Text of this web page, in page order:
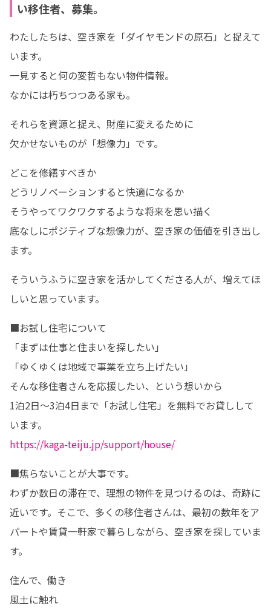
い移住者、募集。
わたしたちは、空き家を「ダイヤモンドの原石」と捉えて
います。
一見すると何の変哲もない物件情報。
なかには朽ちつつある家も。
それらを資源と捉え、財産に変えるために
欠かせないものが「想像力」です。
どこを修繕すべきか
どうリノベーションすると快適になるか
そうやってワクワクするような将来を思い描く
底なしにポジティブな想像力が、空き家の価値を引き出し
ます。
そういうふうに空き家を活かしてくださる人が、増えてほ
しいと思っています。
■お試し住宅について
「まずは仕事と住まいを探したい」
「ゆくゆくは地域で事業を立ち上げたい」
そんな移住者さんを応援したい、という想いから
1泊2日～3泊4日まで「お試し住宅」を無料でお貸しして
https://kaga-teiju.jp/support/house/
■焦らないことが大事です。
わずか数日の滞在で、理想の物件を見つけるのは、奇跡に
近いです。そこで、多くの移住者さんは、最初の数年をア
パートや賃貸一軒家で暮らしながら、空き家を探していま
す。
住んで、働き
風土に触れ